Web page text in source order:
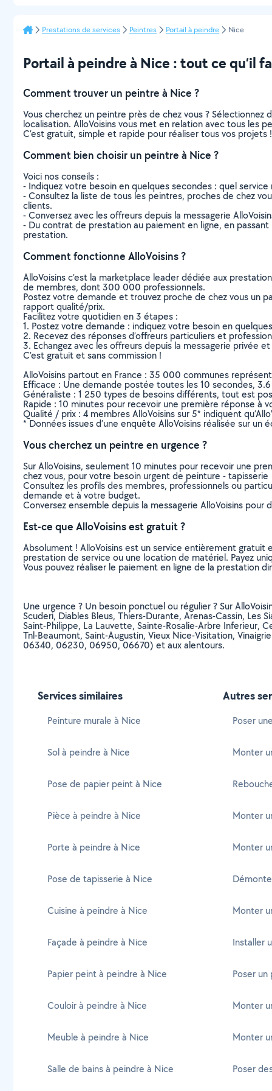
Prestations de services Peintres Portail à peindre Nice
Portail à peindre à Nice : tout ce qu’il
Comment trouver un peintre à Nice ?
Vous cherchez un peintre près de chez vous ?
localisation. AlloVoisins vous met en relation avec tous les
C’est gratuit, simple et rapide pour réaliser tous vos projets !
Comment bien choisir un peintre à Nice ?
Voici nos conseils :
- Indiquez votre besoin en quelques secondes : quel
- Consultez la liste de tous les peintres, proches de chez
clients.
- Conversez avec les offreurs depuis la messagerie
- Du contrat de prestation au paiement en ligne, en
prestation.
Comment fonctionne AlloVoisins ?
AlloVoisins c’est la marketplace leader dédiée aux
de membres, dont 300 000 professionnels.
Postez votre demande et trouvez proche de chez vous un
rapport qualité/prix.
Facilitez votre quotidien en 3 étapes :
1. Postez votre demande : indiquez votre besoin en
2. Recevez des réponses d’offreurs particuliers et
3. Echangez avec les offreurs depuis la messagerie privée
C’est gratuit et sans commission !
AlloVoisins partout en France : 35 000 communes
Efficace : Une demande postée toutes les 10 secondes,
Généraliste : 1 250 types de besoins différents, tout est
Rapide : 10 minutes pour recevoir une première réponse à
Qualité / prix : 4 membres AlloVoisins sur 5* indiquent
* Données issues d’une enquête AlloVoisins réalisée sur
Vous cherchez un peintre en urgence ?
Sur AlloVoisins, seulement 10 minutes pour recevoir une
chez vous, pour votre besoin urgent de peinture - tapisserie
Consultez les profils des membres, professionnels ou
demande et à votre budget.
Conversez ensemble depuis la messagerie AlloVoisins
Est-ce que AlloVoisins est gratuit ?
Absolument ! AlloVoisins est un service entièrement
prestation de service ou une location de matériel. Payez
Vous pouvez réaliser le paiement en ligne de la prestation
Une urgence ? Un besoin ponctuel ou régulier ? Sur
Scuderi, Diables Bleus, Thiers-Durante, Arenas-Cassin, Les
Saint-Philippe, La Lauvette, Sainte-Rosalie-Arbre Inferieur,
Tnl-Beaumont, Saint-Augustin, Vieux Nice-Visitation,
06340, 06230, 06950, 06670) et aux alentours.
Services similaires
Peinture murale à Nice
Sol à peindre à Nice
Pose de papier peint à Nice
Pièce à peindre à Nice
Porte à peindre à Nice
Pose de tapisserie à Nice
Cuisine à peindre à Nice
Façade à peindre à Nice
Papier peint à peindre à Nice
Couloir à peindre à Nice
Meuble à peindre à Nice
Salle de bains à peindre à Nice
Autres
Poser
Monter
Monter
Monter
Monter
Installer
Poser un
Monter
Monter
Poser